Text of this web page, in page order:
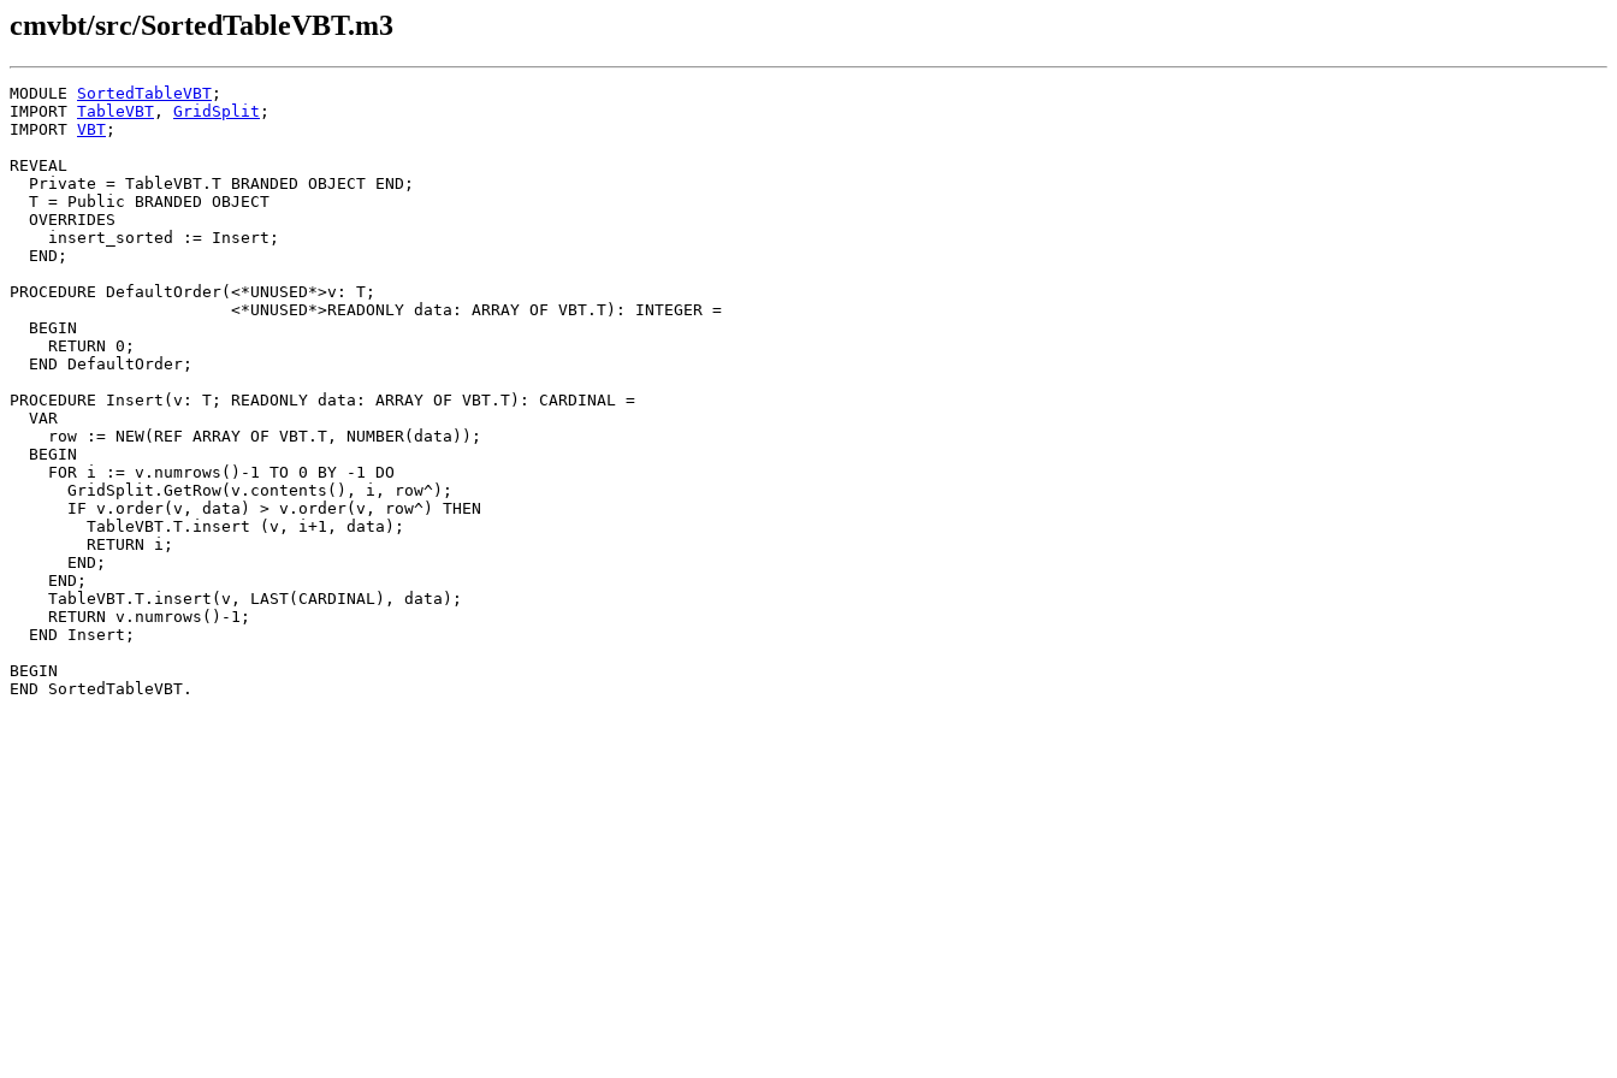
cmvbt/src/SortedTableVBT.m3
MODULE SortedTableVBT ;
IMPORT TableVBT , GridSplit ;
IMPORT VBT ;
REVEAL
Private = TableVBT.T BRANDED OBJECT END;
T = Public BRANDED OBJECT
  OVERRIDES
    insert_sorted := Insert;
  END;
PROCEDURE DefaultOrder(<*UNUSED*>v: T;
                       <*UNUSED*>READONLY data: ARRAY OF VBT.T): INTEGER =
  BEGIN
    RETURN 0;
  END DefaultOrder;
PROCEDURE Insert (v: T; READONLY data: ARRAY OF VBT.T): CARDINAL =
  VAR
    row := NEW(REF ARRAY OF VBT.T, NUMBER(data));
  BEGIN
    FOR i := v.numrows()-1 TO 0 BY -1 DO
      GridSplit.GetRow(v.contents(), i, row^);
      IF v.order(v, data) > v.order(v, row^) THEN
        TableVBT.T.insert (v, i+1, data);
        RETURN i;
      END;
    END;
    TableVBT.T.insert(v, LAST(CARDINAL), data);
    RETURN v.numrows()-1;
  END Insert;
BEGIN